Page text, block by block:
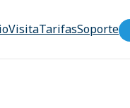
VisitaTarifasSoporte